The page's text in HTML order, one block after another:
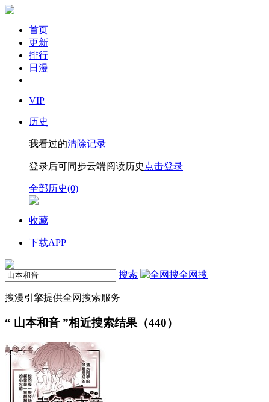
首页
更新
排行
日漫
VIP
历史
我看过的清除记录
登录后可同步云端阅读历史 点击登录
全部历史(0)
收藏
下载APP
搜索 全网搜
搜漫引擎提供全网搜索服务
“ 山本和音 ”相近搜索结果（440）